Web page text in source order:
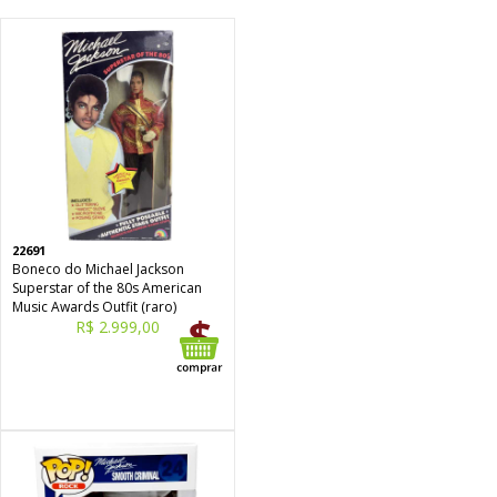
22691
Boneco do Michael Jackson
Superstar of the 80s American
Music Awards Outfit (raro)
R$ 2.999,00